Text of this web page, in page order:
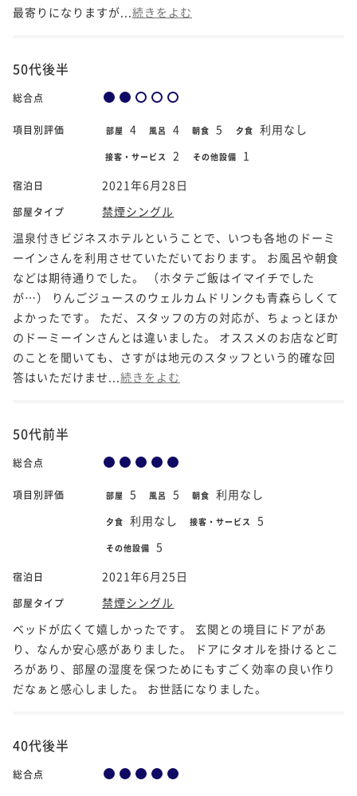
最寄りになりますが... 続きをよむ
50代後半
総合点
項目別評価 部屋 4 風呂 4 朝食 5 夕食 利用なし
接客・サービス 2 その他設備 1
宿泊日 2021年6月28日
部屋タイプ
禁煙シングル
温泉付きビジネスホテルということで、いつも各地のドーミ
ーインさんを利用させていただいております。 お風呂や朝食
などは期待通りでした。 （ホタテご飯はイマイチでした
が…） りんごジュースのウェルカムドリンクも青森らしくて
よかったです。 ただ、スタッフの方の対応が、ちょっとほか
のドーミーインさんとは違いました。 オススメのお店など町
のことを聞いても、さすがは地元のスタッフという的確な回
答はいただけませ... 続きをよむ
50代前半
総合点
項目別評価 部屋 5 風呂 5 朝食 利用なし
夕食 利用なし 接客・サービス 5
その他設備 5
宿泊日 2021年6月25日
部屋タイプ
禁煙シングル
ベッドが広くて嬉しかったです。 玄関との境目にドアがあ
り、なんか安心感がありました。 ドアにタオルを掛けるとこ
ろがあり、部屋の湿度を保つためにもすごく効率の良い作り
だなぁと感心しました。 お世話になりました。
40代後半
総合点